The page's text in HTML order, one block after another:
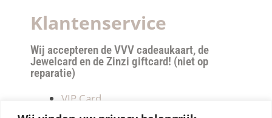
Klantenservice
Wij accepteren de VVV cadeaukaart, de
Jewelcard en de Zinzi giftcard! (niet op
reparatie)
VIP Card
Retourneren